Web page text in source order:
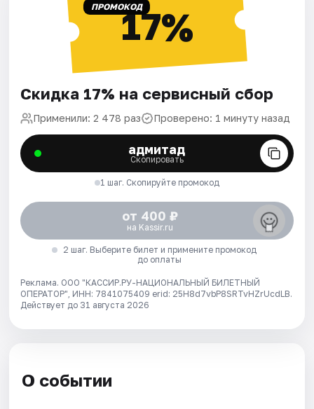
ПРОМОКОД17%
Скидка 17% на сервисный сбор
Применили: 2 478 раз Проверено: 1 минуту назад
адмитад
Скопировать
1 шаг. Скопируйте промокод
от 400 ₽
на Kassir.ru
2 шаг. Выберите билет и примените промокод
до оплаты
Реклама. ООО "КАССИР.РУ-НАЦИОНАЛЬНЫЙ БИЛЕТНЫЙ
ОПЕРАТОР", ИНН: 7841075409 erid: 25H8d7vbP8SRTvHZrUcdLB.
Действует до 31 августа 2026
О событии